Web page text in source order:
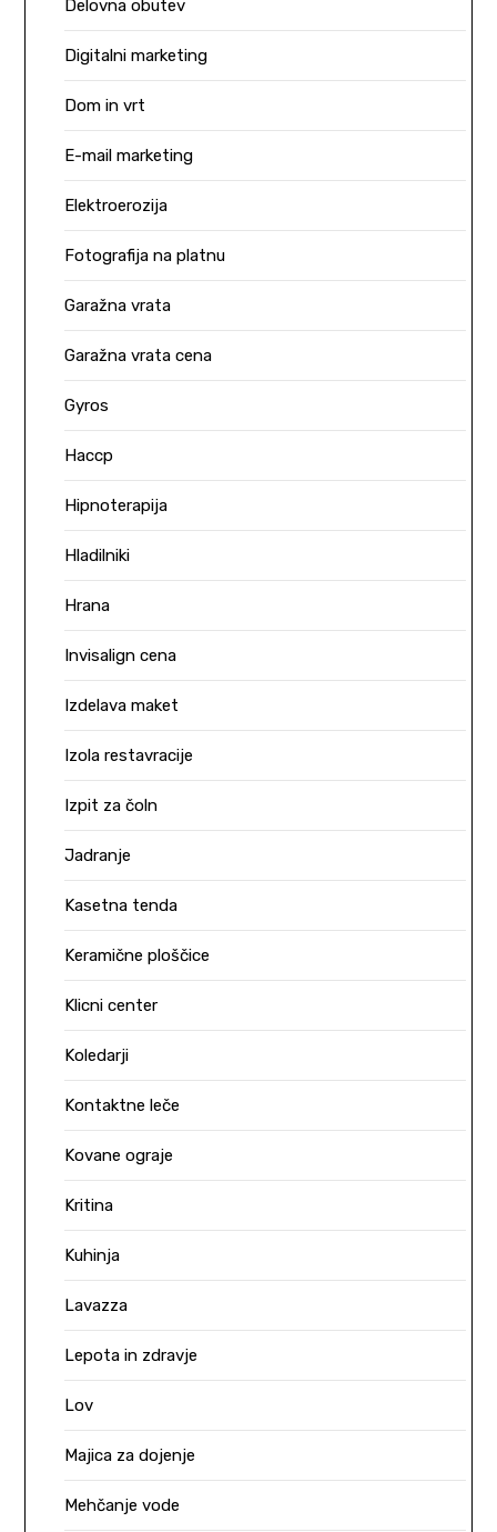
Delovna obutev
Digitalni marketing
Dom in vrt
E-mail marketing
Elektroerozija
Fotografija na platnu
Garažna vrata
Garažna vrata cena
Gyros
Haccp
Hipnoterapija
Hladilniki
Hrana
Invisalign cena
Izdelava maket
Izola restavracije
Izpit za čoln
Jadranje
Kasetna tenda
Keramične ploščice
Klicni center
Koledarji
Kontaktne leče
Kovane ograje
Kritina
Kuhinja
Lavazza
Lepota in zdravje
Lov
Majica za dojenje
Mehčanje vode